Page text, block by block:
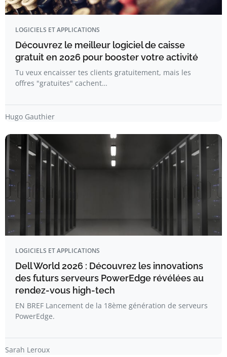
LOGICIELS ET APPLICATIONS
Découvrez le meilleur logiciel de caisse
gratuit en 2026 pour booster votre activité
Tu veux encaisser tes clients gratuitement, mais les
offres "gratuites" cachent…
Hugo Gauthier
LOGICIELS ET APPLICATIONS
Dell World 2026 : Découvrez les innovations
des futurs serveurs PowerEdge révélées au
rendez-vous high-tech
EN BREF Lancement de la 18ème génération de serveurs
PowerEdge.
Sarah Leroux